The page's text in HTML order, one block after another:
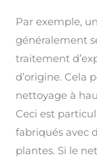
Par exemple,
généralement
traitement
d’origine. Cela
nettoyage à
Ceci est
fabriqués avec
plantes. Si le